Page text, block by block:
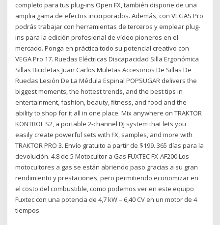
completo para tus plug-ins Open FX, también dispone de una
amplia gama de efectos incorporados. Además, con VEGAS Pro
podrás trabajar con herramientas de terceros y emplear plug-
ins para la edición profesional de vídeo pioneros en el
mercado. Ponga en práctica todo su potencial creativo con
VEGA Pro 17. Ruedas Eléctricas Discapacidad Silla Ergonómica
Sillas Bicicletas Juan Carlos Muletas Accesorios De Sillas De
Ruedas Lesión De La Médula Espinal POPSUGAR delivers the
biggest moments, the hottest trends, and the best tips in
entertainment, fashion, beauty, fitness, and food and the
ability to shop for it all in one place. Mix anywhere on TRAKTOR
KONTROL S2, a portable 2-channel DJ system that lets you
easily create powerful sets with FX, samples, and more with
TRAKTOR PRO 3. Envío gratuito a partir de $199. 365 días para la
devolución. 4.8 de 5 Motocultor a Gas FUXTEC FX-AF200 Los
motocultores a gas se están abriendo paso gracias a su gran
rendimiento y prestaciones, pero permitiendo economizar en
el costo del combustible, como podemos ver en este equipo
Fuxtec con una potencia de 4,7 kW – 6,40 CV en un motor de 4
tiempos.